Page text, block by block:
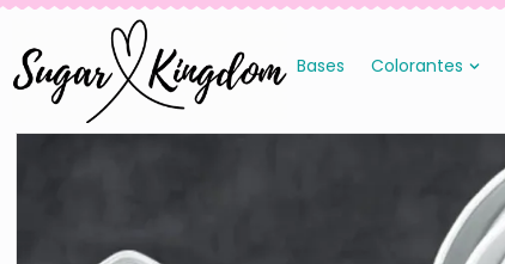
Bases Colorantes